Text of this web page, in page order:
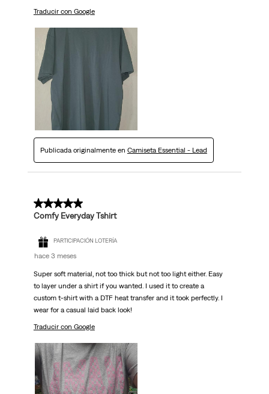
Traducir con Google
Publicada originalmente en Camiseta Essential - Lead
5 de 5 estrellas.
Comfy Everyday Tshirt
PARTICIPACIÓN LOTERÍA
hace 3 meses
Super soft material, not too thick but not too light either. Easy
to layer under a shirt if you wanted. I used it to create a
custom t-shirt with a DTF heat transfer and it took perfectly. I
wear for a casual laid back look!
Traducir con Google